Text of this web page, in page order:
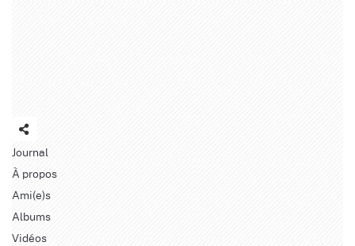
Journal
À propos
Ami(e)s
Albums
Vidéos